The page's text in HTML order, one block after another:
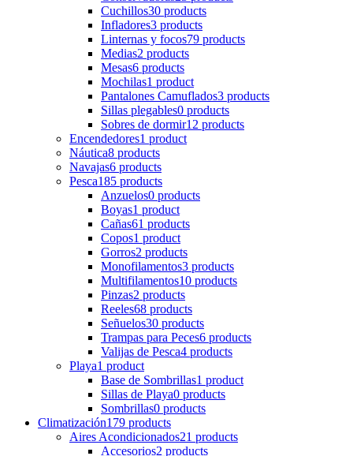
Cuchillos30 products
Infladores3 products
Linternas y focos79 products
Medias2 products
Mesas6 products
Mochilas1 product
Pantalones Camuflados3 products
Sillas plegables0 products
Sobres de dormir12 products
Encendedores1 product
Náutica8 products
Navajas6 products
Pesca185 products
Anzuelos0 products
Boyas1 product
Cañas61 products
Copos1 product
Gorros2 products
Monofilamentos3 products
Multifilamentos10 products
Pinzas2 products
Reeles68 products
Señuelos30 products
Trampas para Peces6 products
Valijas de Pesca4 products
Playa1 product
Base de Sombrillas1 product
Sillas de Playa0 products
Sombrillas0 products
Climatización179 products
Aires Acondicionados21 products
Accesorios2 products